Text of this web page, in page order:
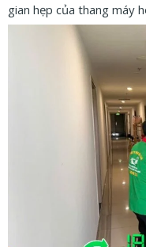
gian hẹp của thang máy